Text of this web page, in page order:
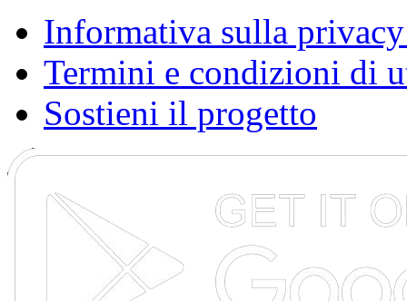
Informativa sulla
Termini e condizioni di
Sostieni il progetto